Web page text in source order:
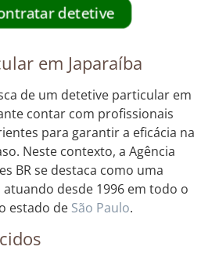
detetive
em Japaraíba
de um detetive particular em
contar com profissionais
para garantir a eficácia na
Neste contexto, a Agência
BR se destaca como uma
desde 1996 em todo o
estado de São Paulo.